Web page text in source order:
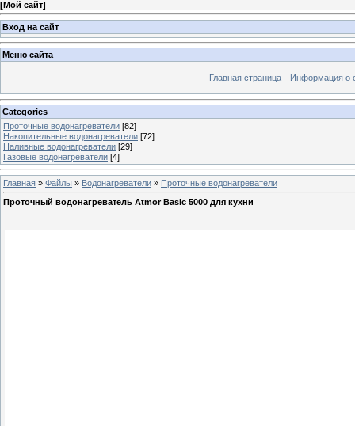
[Мой сайт]
Вход на сайт
Меню сайта
Главная страница Информация о
Categories
Проточные водонагреватели [82]
Накопительные водонагреватели [72]
Наливные водонагреватели [29]
Газовые водонагреватели [4]
Главная » Файлы » Водонагреватели » Проточные водонагреватели
Проточный водонагреватель Atmor Basic 5000 для кухни